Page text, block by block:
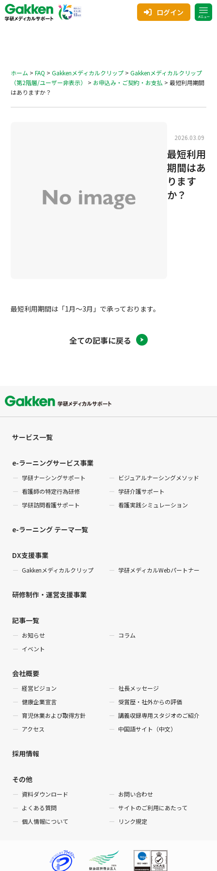
ログイン
ホーム >FAQ >Gakkenメディカルクリップ >Gakkenメディカルクリップ
（第2階層/ユーザー非表示）
> お申込み・ご契約・お支払 >最短利用期間
はありますか？
2026.03.09
最短利用
期間はあ
ります
か？
最短利用期間は「1月～3月」で承っております。
全ての記事に戻る
サービス一覧
e-ラーニングサービス事業
学研ナーシングサポート
ビジュアルナーシングメソッド
看護師の特定行為研修
学研介護サポート
学研訪問看護サポート
看護実践シミュレーション
e-ラーニング テーマ一覧
DX支援事業
Gakkenメディカルクリップ 学研メディカルWebパートナー
研修制作・運営支援事業
記事一覧
お知らせ
コラム
イベント
会社概要
経営ビジョン
社長メッセージ
健康企業宣言
受賞歴・社外からの評価
育児休業および取得方針
講義収録専用スタジオのご紹介
アクセス
中国語サイト（中文）
採用情報
その他
資料ダウンロード
お問い合わせ
よくある質問
サイトのご利用にあたって
個人情報について
リンク規定